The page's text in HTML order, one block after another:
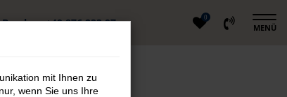
Berglern +49 876 233 97 0
MENÜ
mit Ihnen zu
wenn Sie uns Ihre